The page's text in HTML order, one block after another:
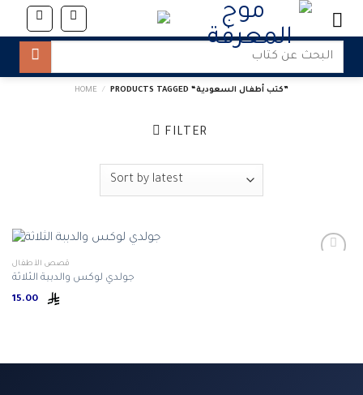
content
Search
HOME / PRODUCTS TAGGED “كتب أطفال السعودية”
FILTER
قصص الأطفال
جولدي لوكس والدببة الثلاثة
15.00